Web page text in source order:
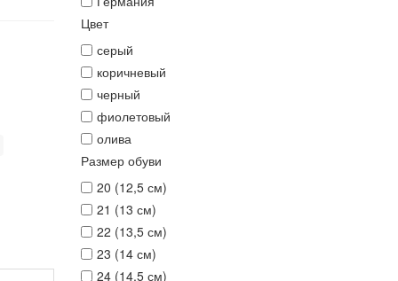
Цвет
серый
коричневый
черный
фиолетовый
олива
Размер обуви
20 (12,5 см)
21 (13 см)
22 (13,5 см)
23 (14 см)
24 (14,5 см)